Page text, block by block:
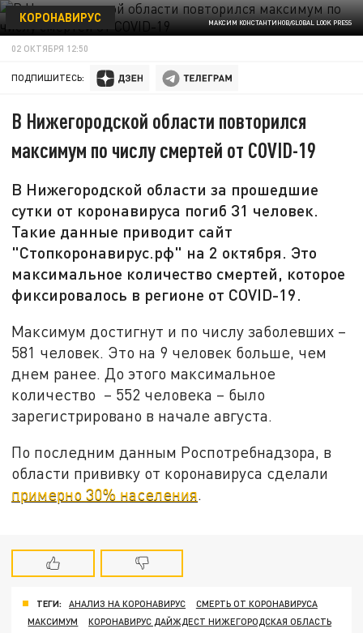
МАКСИМ КОНСТАНТИНОВ/GLOBAL LOOK PRESS
КОРОНАВИРУС
02 ОКТЯБРЯ 12:50
ПОДПИШИТЕСЬ:
В Нижегородской области повторился
максимум по числу смертей от COVID-19
В Нижегородской области за прошедшие
сутки от коронавируса погиб 31 человек.
Такие данные приводит сайт
"Стопкоронавирус.рф" на 2 октября. Это
максимальное количество смертей, которое
фиксировалось в регионе от COVID-19.
Максимум достигнут и по числу заболевших –
581 человек. Это на 9 человек больше, чем
днем ранее. До этого максимальное
количество – 552 человека – было
зарегистрировано в начале августа.
По последним данным Роспотребнадзора, в
области прививку от коронавируса сделали
примерно 30% населения.
ТЕГИ: АНАЛИЗ НА КОРОНАВИРУС
СМЕРТЬ ОТ КОРОНАВИРУСА
МАКСИМУМ
КОРОНАВИРУС ДАЙЖДЕСТ НИЖЕГОРОДСКАЯ ОБЛАСТЬ